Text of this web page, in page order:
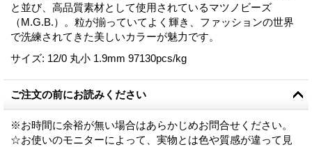
と並び、高品質素材として使用されているマツノビーズ
（M.G.B.）。粒が揃っていてよく輝き、ファッションの世界
で洗練されてきた美しいカラーが魅力です。
サイズ: 12/0 丸小 1.9mm 97130pcs/kg
ご注文の前にお読みください
※お時間に余裕が無い場合はあらかじめお問合せください。
☆お使いのモニターによって、実物とは色や質感が違って見